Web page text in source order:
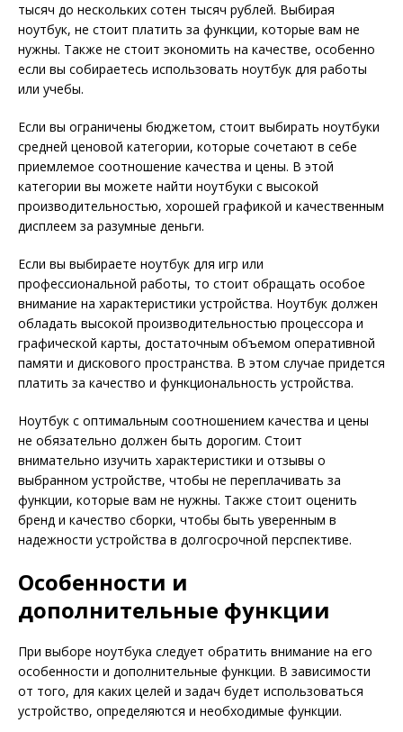
тысяч до нескольких сотен тысяч рублей. Выбирая
ноутбук, не стоит платить за функции, которые вам не
нужны. Также не стоит экономить на качестве, особенно
если вы собираетесь использовать ноутбук для работы
или учебы.
Если вы ограничены бюджетом, стоит выбирать ноутбуки
средней ценовой категории, которые сочетают в себе
приемлемое соотношение качества и цены. В этой
категории вы можете найти ноутбуки с высокой
производительностью, хорошей графикой и качественным
дисплеем за разумные деньги.
Если вы выбираете ноутбук для игр или
профессиональной работы, то стоит обращать особое
внимание на характеристики устройства. Ноутбук должен
обладать высокой производительностью процессора и
графической карты, достаточным объемом оперативной
памяти и дискового пространства. В этом случае придется
платить за качество и функциональность устройства.
Ноутбук с оптимальным соотношением качества и цены
не обязательно должен быть дорогим. Стоит
внимательно изучить характеристики и отзывы о
выбранном устройстве, чтобы не переплачивать за
функции, которые вам не нужны. Также стоит оценить
бренд и качество сборки, чтобы быть уверенным в
надежности устройства в долгосрочной перспективе.
Особенности и
дополнительные функции
При выборе ноутбука следует обратить внимание на его
особенности и дополнительные функции. В зависимости
от того, для каких целей и задач будет использоваться
устройство, определяются и необходимые функции.